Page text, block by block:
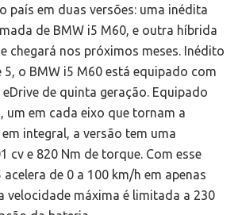
país em duas versões: uma inédita
de BMW i5 M60, e outra híbrida
chegará nos próximos meses. Inédito
5, o BMW i5 M60 está equipado com
de quinta geração. Equipado
um em cada eixo que tornam a
integral, a versão tem uma
cv e 820 Nm de torque. Com esse
de 0 a 100 km/h em apenas
velocidade máxima é limitada a 230